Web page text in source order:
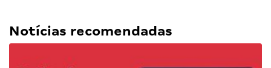
Notícias recomendadas